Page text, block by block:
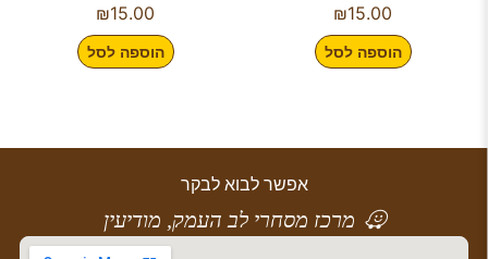
₪15.00
הוספה לסל
₪15.00
הוספה לסל
אפשר לבוא לבקר
מרכז מסחרי לב העמק, מודיעין